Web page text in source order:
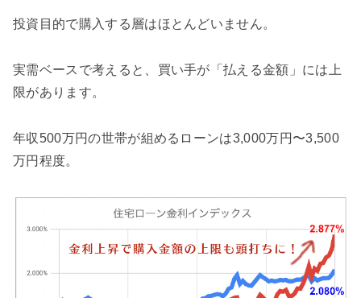
投資目的で購入する層はほとんどいません。
実需ベースで考えると、買い手が「払える金額」には上
限があります。
年収500万円の世帯が組めるローンは3,000万円〜3,500
万円程度。